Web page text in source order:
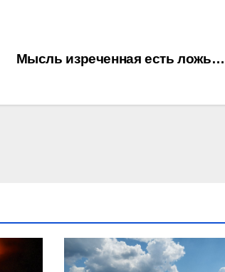
Мысль изреченная есть ложь…